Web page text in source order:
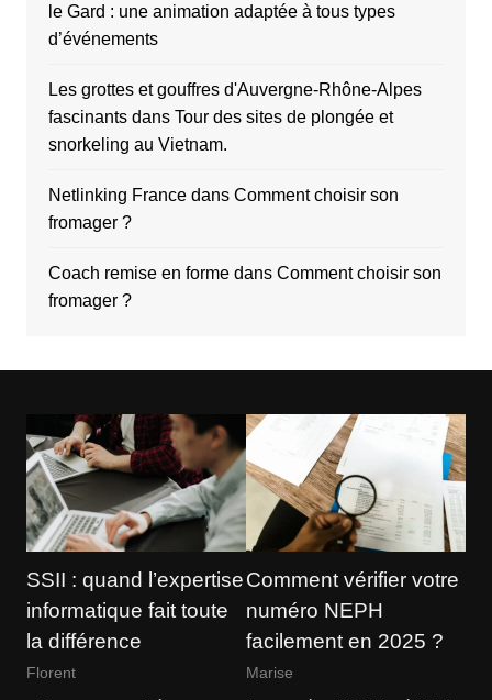
le Gard : une animation adaptée à tous types
d’événements
Les grottes et gouffres d'Auvergne-Rhône-Alpes
fascinantsdans Tour des sites de plongée et
snorkeling au Vietnam.
Netlinking Francedans Comment choisir son
fromager ?
Coach remise en formedans Comment choisir son
fromager ?
SSII : quand l’expertise
informatique fait toute
la différence
Florent
Comment vérifier votre
numéro NEPH
facilement en 2025 ?
Marise